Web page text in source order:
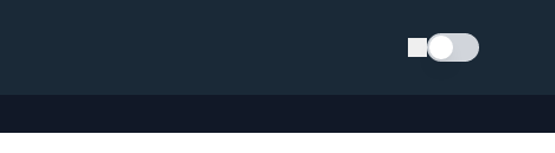
Schimba tema